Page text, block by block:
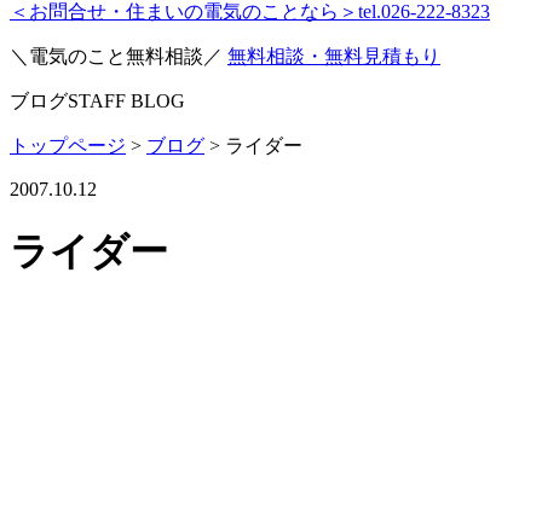
＜お問合せ・住まいの電気のことなら＞ tel.026-222-8323
＼電気のこと無料相談／ 無料相談・無料見積もり
ブログSTAFF BLOG
トップページ > ブログ > ライダー
2007.10.12
ライダー